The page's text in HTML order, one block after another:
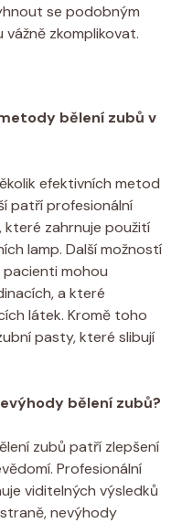
se podobným
zkomplikovat.
bělení zubů v
efektivních metod
patří profesionální
které zahrnuje použití
lamp. Další možností
mohou
a které
látek. Kromě toho
pasty, které slibují
bělení zubů?
zubů patří zlepšení
Profesionální
viditelných výsledků
nevýhody